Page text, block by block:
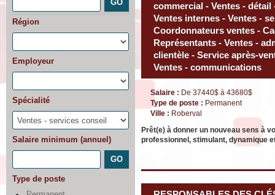
Région
Employeur
Spécialité
Salaire minimum (annuel)
Type de poste
commercial - Ventes -
Ventes internes - Ventes -
Coordonnateurs ventes -
Représentants - Ventes -
clientèle - Service après-
Ventes - communications
Salaire : De 37440$ à 43680$
Type de poste : Permanent
Ville : Roberval
Prêt(e) à donner un nouveau sens à
professionnel, stimulant, dynamique